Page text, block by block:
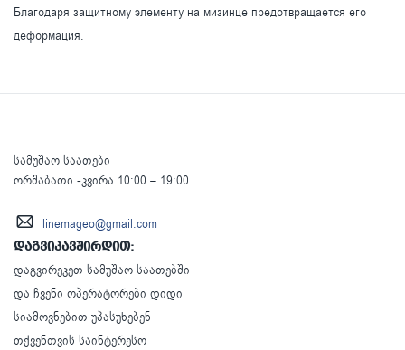
Благодаря защитному элементу на мизинце предотвращается его
деформация.
სამუშაო საათები
ორშაბათი -კვირა 10:00 – 19:00
linemageo@gmail.com
დაგვიკავშირდით:
დაგვირეკეთ სამუშაო საათებში
და ჩვენი ოპერატორები დიდი
სიამოვნებით უპასუხებენ
თქვენთვის საინტერესო